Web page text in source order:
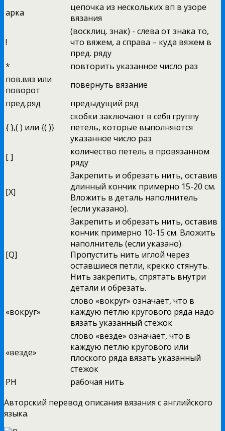
арка
цепочка из нескольких вп в узоре
вязания
!
(восклиц. знак) - слева от знака то,
что вяжем, а справа – куда вяжем в
пред. ряду
*
повторить указанное число раз
пов.вяз или
поворот
повернуть вязание
пред.ряд
предыдущий ряд
{ },( ) или {( )}
скобки заключают в себя группу
петель, которые выполняются
указанное число раз
[ ]
количество петель в провязанном
ряду
[X]
Закрепить и обрезать нить, оставив
длинный кончик примерно 15-20 см.
Вложить в деталь наполнитель
(если указано).
[Q]
Закрепить и обрезать нить, оставив
кончик примерно 10-15 см. Вложить
наполнитель (если указано).
Пропустить нить иглой через
оставшиеся петли, крекко стянуть.
Нить закрепить, спрятать внутри
детали и обрезать.
«вокруг»
слово «вокруг» означает, что в
каждую петлю кругового ряда надо
вязать указанный стежок
«везде»
слово «везде» означает, что в
каждую петлю кругового или
плоского ряда вязать указанный
стежок
РН
рабочая нить
Авторский перевод описания вязания с английского
языка.